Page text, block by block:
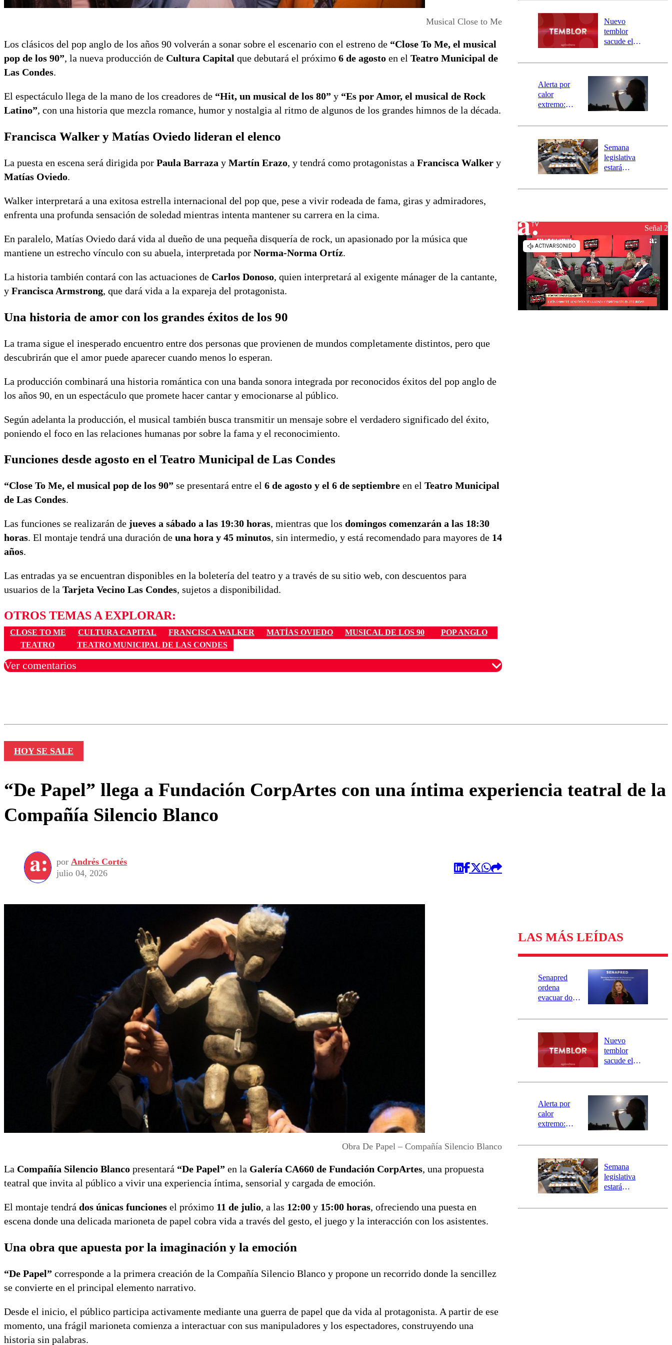
Musical Close to Me
Los clásicos del pop anglo de los años 90 volverán a sonar sobre el escenario con el estreno de “Close To Me, el musical
pop de los 90”, la nueva producción de Cultura Capital que debutará el próximo 6 de agosto en el Teatro Municipal de
Las Condes.
El espectáculo llega de la mano de los creadores de “Hit, un musical de los 80” y “Es por Amor, el musical de Rock
Latino”, con una historia que mezcla romance, humor y nostalgia al ritmo de algunos de los grandes himnos de la década.
Francisca Walker y Matías Oviedo lideran el elenco
La puesta en escena será dirigida por Paula Barraza y Martín Erazo, y tendrá como protagonistas a Francisca Walker y
Matías Oviedo.
Walker interpretará a una exitosa estrella internacional del pop que, pese a vivir rodeada de fama, giras y admiradores,
enfrenta una profunda sensación de soledad mientras intenta mantener su carrera en la cima.
En paralelo, Matías Oviedo dará vida al dueño de una pequeña disquería de rock, un apasionado por la música que
mantiene un estrecho vínculo con su abuela, interpretada por Norma-Norma Ortíz.
La historia también contará con las actuaciones de Carlos Donoso, quien interpretará al exigente mánager de la cantante,
y Francisca Armstrong, que dará vida a la expareja del protagonista.
Una historia de amor con los grandes éxitos de los 90
La trama sigue el inesperado encuentro entre dos personas que provienen de mundos completamente distintos, pero que
descubrirán que el amor puede aparecer cuando menos lo esperan.
La producción combinará una historia romántica con una banda sonora integrada por reconocidos éxitos del pop anglo de
los años 90, en un espectáculo que promete hacer cantar y emocionarse al público.
Según adelanta la producción, el musical también busca transmitir un mensaje sobre el verdadero significado del éxito,
poniendo el foco en las relaciones humanas por sobre la fama y el reconocimiento.
Funciones desde agosto en el Teatro Municipal de Las Condes
“Close To Me, el musical pop de los 90” se presentará entre el 6 de agosto y el 6 de septiembre en el Teatro Municipal
de Las Condes.
Las funciones se realizarán de jueves a sábado a las 19:30 horas, mientras que los domingos comenzarán a las 18:30
horas. El montaje tendrá una duración de una hora y 45 minutos, sin intermedio, y está recomendado para mayores de 14
años.
Las entradas ya se encuentran disponibles en la boletería del teatro y a través de su sitio web, con descuentos para
usuarios de la Tarjeta Vecino Las Condes, sujetos a disponibilidad.
OTROS TEMAS A EXPLORAR:
CLOSE TO ME CULTURA CAPITAL FRANCISCA WALKER MATÍAS OVIEDO MUSICAL DE LOS 90
POP ANGLO
TEATRO
TEATRO MUNICIPAL DE LAS CONDES
Ver comentarios
río Damas:
activa
mensajería
SAE
Nuevo
temblor
sacude el
revisa la
epicentro
Alerta por
calor
extremo:
activa Alerta
Preventiva en
tres comunas
Semana
legislativa
estará
el fin de la
reconstrucciónSeñal 2
HOY SE SALE
“De Papel” llega a Fundación CorpArtes con una íntima experiencia teatral de la
Compañía Silencio Blanco
por Andrés Cortés
julio 04, 2026
Obra De Papel – Compañía Silencio Blanco
La Compañía Silencio Blanco presentará “De Papel” en la Galería CA660 de Fundación CorpArtes, una propuesta
teatral que invita al público a vivir una experiencia íntima, sensorial y cargada de emoción.
El montaje tendrá dos únicas funciones el próximo 11 de julio, a las 12:00 y 15:00 horas, ofreciendo una puesta en
escena donde una delicada marioneta de papel cobra vida a través del gesto, el juego y la interacción con los asistentes.
Una obra que apuesta por la imaginación y la emoción
“De Papel” corresponde a la primera creación de la Compañía Silencio Blanco y propone un recorrido donde la sencillez
se convierte en el principal elemento narrativo.
Desde el inicio, el público participa activamente mediante una guerra de papel que da vida al protagonista. A partir de ese
momento, una frágil marioneta comienza a interactuar con sus manipuladores y los espectadores, construyendo una
historia sin palabras.
LAS MÁS LEÍDAS
Senapred
ordena
evacuar dos
Carahue por
río Damas:
activa
mensajería
SAE
Nuevo
temblor
sacude el
revisa la
epicentro
Alerta por
calor
extremo:
activa Alerta
Preventiva en
tres comunas
Semana
legislativa
estará
el fin de la